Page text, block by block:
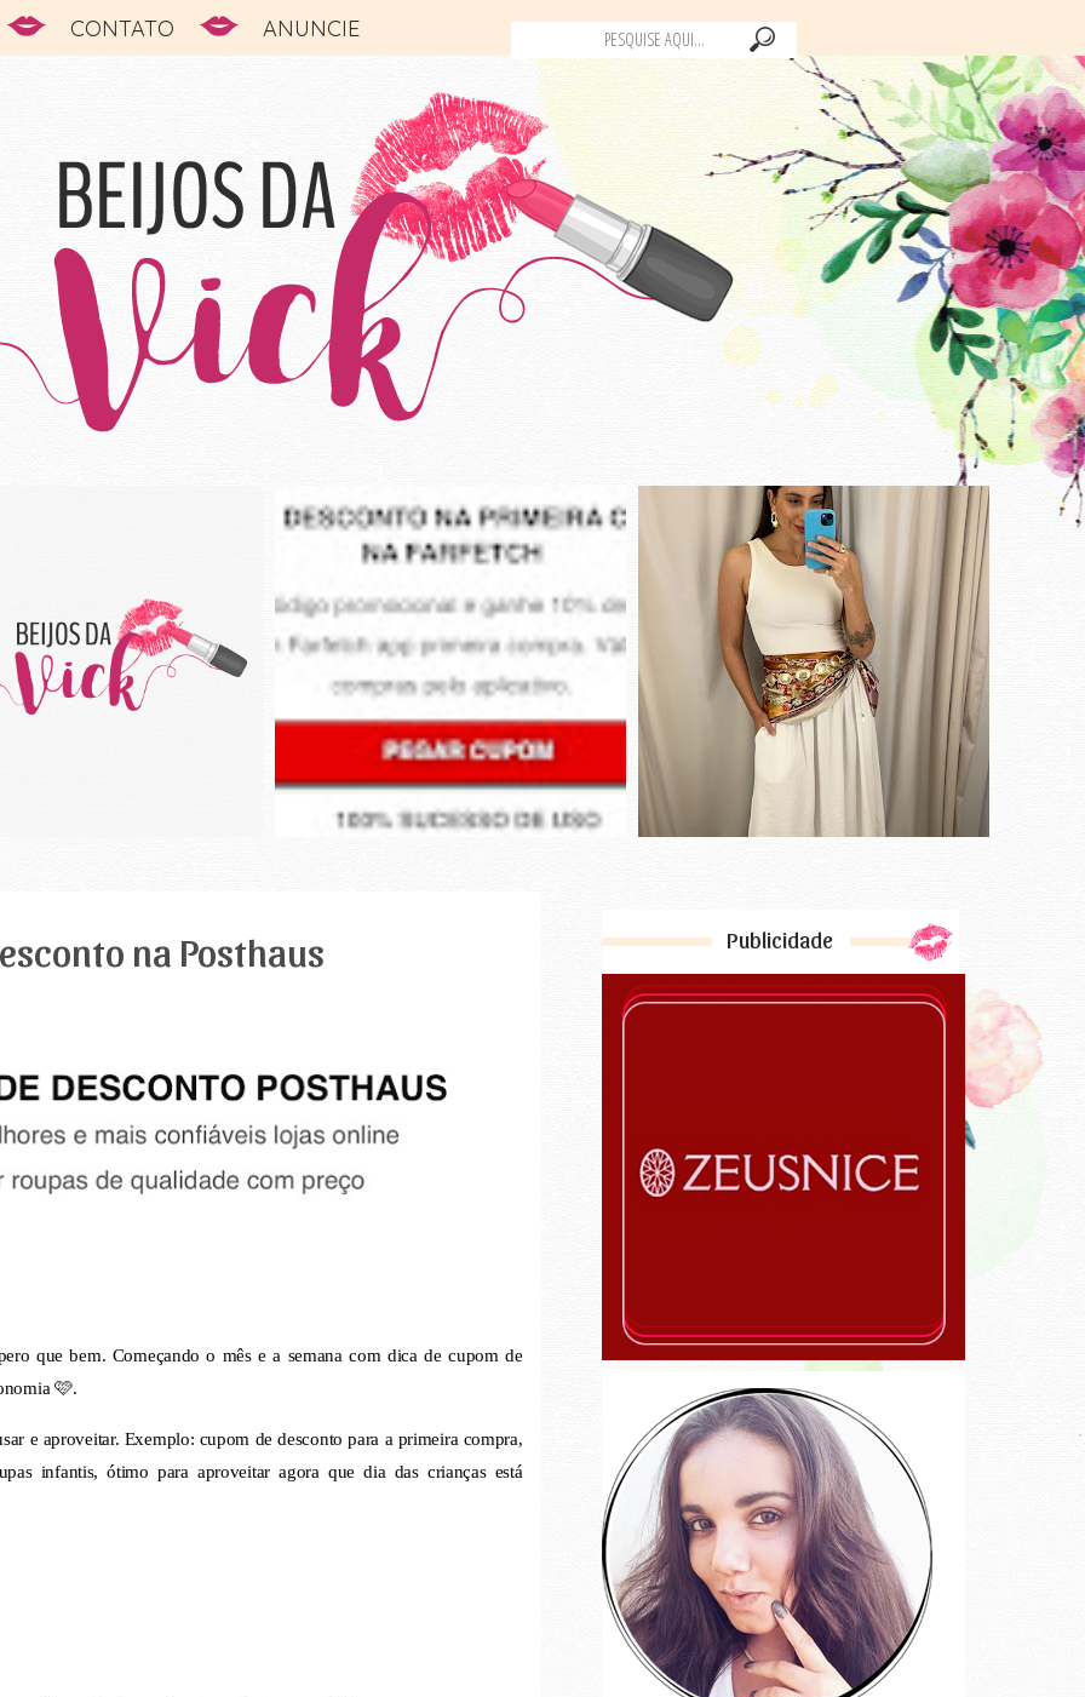
CONTATO ANUNCIE
na Posthaus
que bem. Começando o mês e a semana com dica de cupom de
🩷.
e aproveitar. Exemplo: cupom de desconto para a primeira compra,
infantis, ótimo para aproveitar agora que dia das crianças está
Publicidade